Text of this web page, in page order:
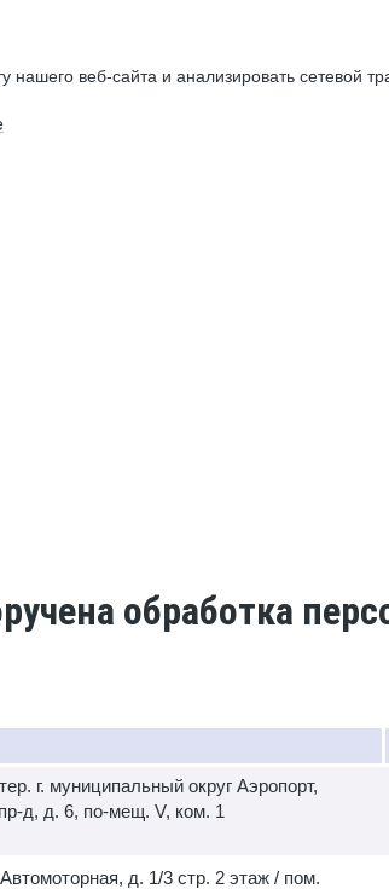
веб-сайта и анализировать сетевой
обработка
г. муниципальный округ Аэропорт,
д, д. 6, по-мещ. V, ком. 1
д. 1/3 стр. 2 этаж / пом.